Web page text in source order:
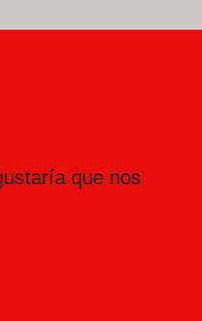
que nos